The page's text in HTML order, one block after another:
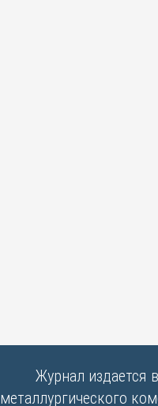
Журнал издается
металлургического